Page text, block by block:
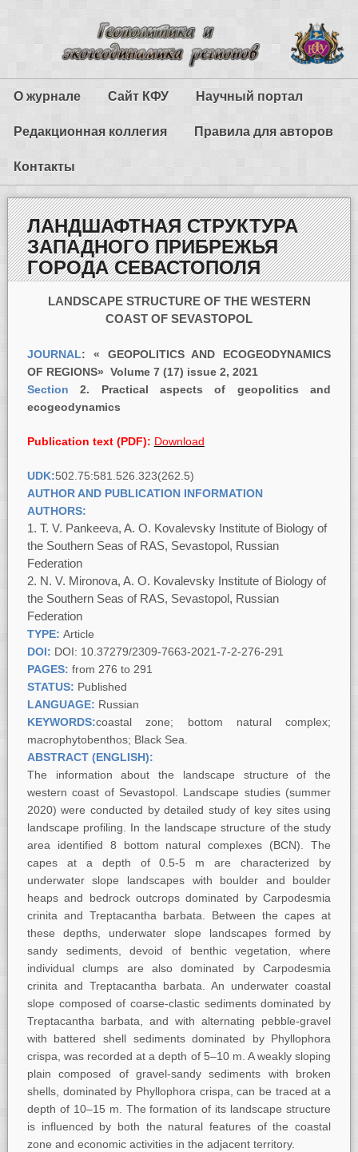
О журнале Сайт КФУ Научный портал
Редакционная коллегия Правила для авторов
Контакты
ЛАНДШАФТНАЯ СТРУКТУРА
ЗАПАДНОГО ПРИБРЕЖЬЯ
ГОРОДА СЕВАСТОПОЛЯ
LANDSCAPE STRUCTURE OF THE WESTERN
COAST OF SEVASTOPOL
JOURNAL: « GEOPOLITICS AND ECOGEODYNAMICS
OF REGIONS» Volume 7 (17) issue 2, 2021
Section2. Practical aspects of geopolitics and
ecogeodynamics
Publication text (PDF): Download
UDK:502.75:581.526.323(262.5)
AUTHOR AND PUBLICATION INFORMATION
AUTHORS:
Т. V. Pankeeva, A. O. Kovalevsky Institute of Biology of
the Southern Seas of RAS, Sevastopol, Russian
Federation
N. V. Mironova, A. O. Kovalevsky Institute of Biology of
the Southern Seas of RAS, Sevastopol, Russian
Federation
TYPE: Article
DOI: DOI: 10.37279/2309-7663-2021-7-2-276-291
PAGES: from 276 to 291
STATUS: Published
LANGUAGE: Russian
KEYWORDS:coastal zone; bottom natural complex;
macrophytobenthos; Black Sea.
ABSTRACT (ENGLISH):
The information about the landscape structure of the
western coast of Sevastopol. Landscape studies (summer
2020) were conducted by detailed study of key sites using
landscape profiling. In the landscape structure of the study
area identified 8 bottom natural complexes (BCN). The
capes at a depth of 0.5-5 m are characterized by
underwater slope landscapes with boulder and boulder
heaps and bedrock outcrops dominated by Carpodesmia
crinita and Treptacantha barbata. Between the capes at
these depths, underwater slope landscapes formed by
sandy sediments, devoid of benthic vegetation, where
individual clumps are also dominated by Carpodesmia
crinita and Treptacantha barbata. An underwater coastal
slope composed of coarse-clastic sediments dominated by
Treptacantha barbata, and with alternating pebble-gravel
with battered shell sediments dominated by Phyllophora
crispa, was recorded at a depth of 5–10 m. A weakly sloping
plain composed of gravel-sandy sediments with broken
shells, dominated by Phyllophora crispa, can be traced at a
depth of 10–15 m. The formation of its landscape structure
is influenced by both the natural features of the coastal
zone and economic activities in the adjacent territory.